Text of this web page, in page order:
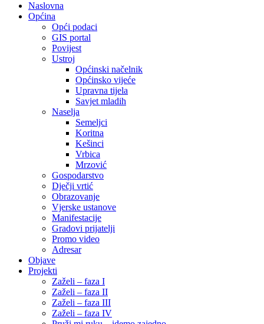
Naslovna
Općina
Opći podaci
GIS portal
Povijest
Ustroj
Općinski načelnik
Općinsko vijeće
Upravna tijela
Savjet mladih
Naselja
Semeljci
Koritna
Kešinci
Vrbica
Mrzović
Gospodarstvo
Dječji vrtić
Obrazovanje
Vjerske ustanove
Manifestacije
Gradovi prijatelji
Promo video
Adresar
Objave
Projekti
Zaželi – faza I
Zaželi – faza II
Zaželi – faza III
Zaželi – faza IV